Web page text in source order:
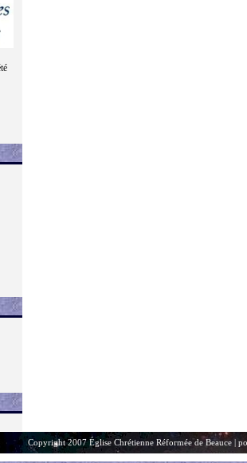
Copyright 2007 Église Chrétienne Réformée de Beauce |